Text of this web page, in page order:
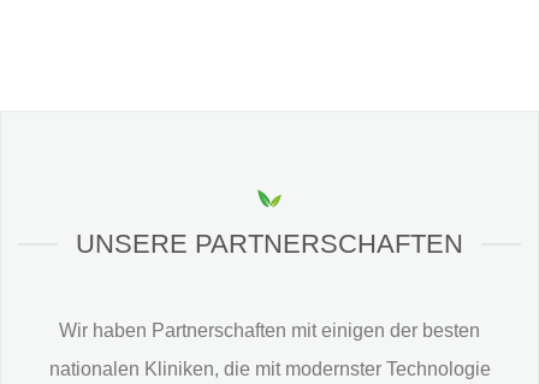
UNSERE PARTNERSCHAFTEN
Wir haben Partnerschaften mit einigen der besten
nationalen Kliniken, die mit modernster Technologie